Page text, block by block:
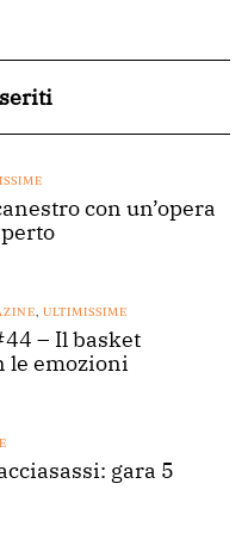
con un’opera
, ULTIMISSIME
– Il basket
le emozioni
gara 5